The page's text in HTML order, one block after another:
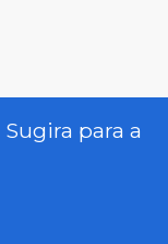
Sugira para a